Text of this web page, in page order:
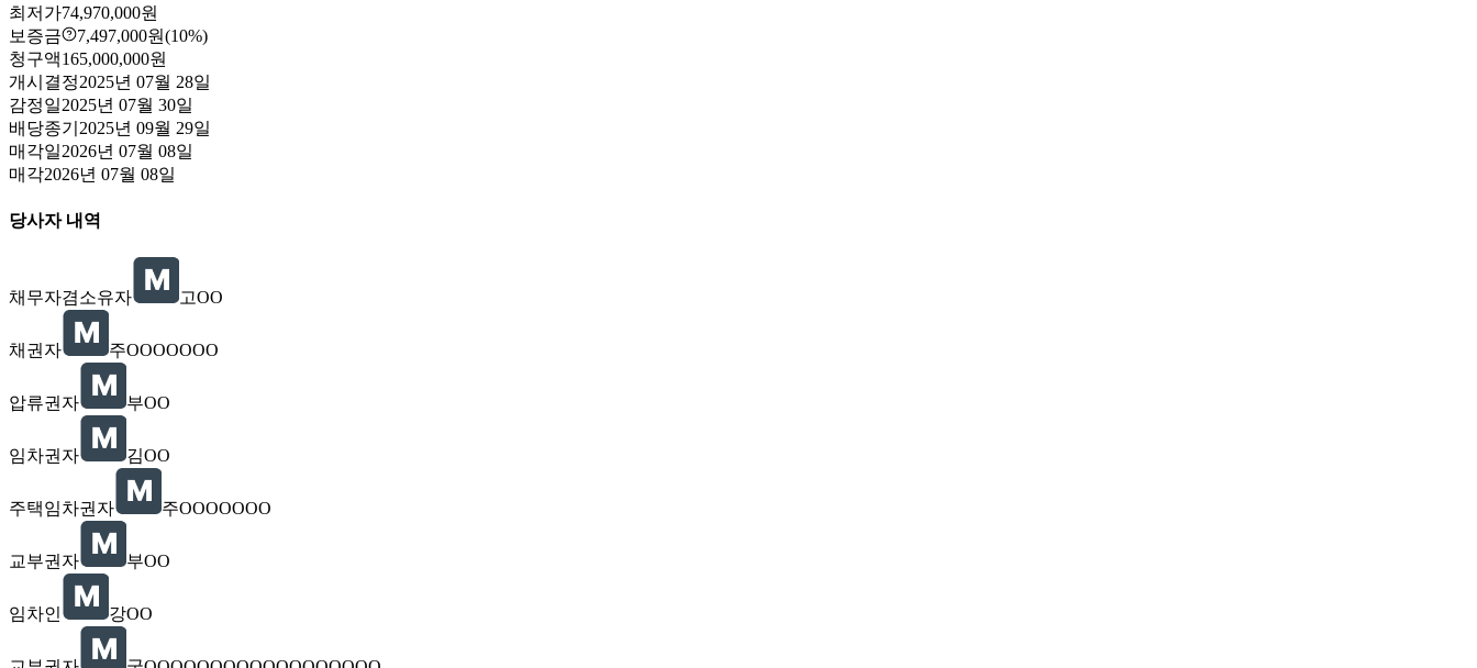
최저가74,970,000원
보증금
7,497,000원(10%)
청구액165,000,000원
개시결정2025년 07월 28일
감정일2025년 07월 30일
배당종기 2025년 09월 29일
매각일2026년 07월 08일
매각2026년 07월 08일
당사자 내역
채무자겸소유자 고OO
채권자 주OOOOOOO
압류권자 부OO
임차권자 김OO
주택임차권자 주OOOOOOO
교부권자 부OO
임차인 강OO